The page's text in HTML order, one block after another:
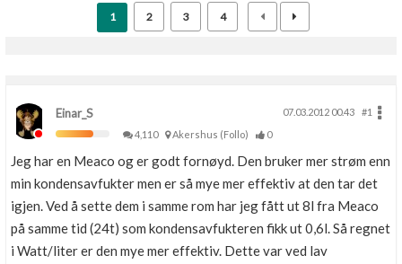
1 2 3 4
Einar_S 07.03.2012 00.43
#1
4,110
Akershus (Follo) 0
Jeg har en Meaco og er godt fornøyd. Den bruker mer strøm enn
min kondensavfukter men er så mye mer effektiv at den tar det
igjen. Ved å sette dem i samme rom har jeg fått ut 8l fra Meaco
på samme tid (24t) som kondensavfukteren fikk ut 0,6l. Så regnet
i Watt/liter er den mye mer effektiv. Dette var ved lav